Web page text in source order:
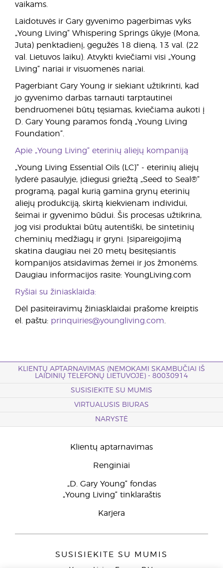
vaikams.
Laidotuvės ir Gary gyvenimo pagerbimas vyks
„Young Living“ Whispering Springs ūkyje (Mona,
Juta) penktadienį, gegužės 18 dieną, 13 val. (22
val. Lietuvos laiku). Atvykti kviečiami visi „Young
Living“ nariai ir visuomenės nariai.
Pagerbiant Gary Young ir siekiant užtikrinti, kad
jo gyvenimo darbas tarnauti tarptautinei
bendruomenei būtų tęsiamas, kviečiama aukoti į
D. Gary Young paramos fondą „Young Living
Foundation“.
Apie „Young Living“ eterinių aliejų kompaniją
„Young Living Essential Oils (LC)“ - eterinių aliejų
lyderė pasaulyje, įdiegusi griežtą „Seed to Seal®“
programą, pagal kurią gamina grynų eterinių
aliejų produkciją, skirtą kiekvienam individui,
šeimai ir gyvenimo būdui. Šis procesas užtikrina,
jog visi produktai būtų autentiški, be sintetinių
cheminių medžiagų ir gryni. Įsipareigojimą
skatina daugiau nei 20 metų besitęsiantis
kompanijos atsidavimas žemei ir jos žmonėms.
Daugiau informacijos rasite: YoungLiving.com
Ryšiai su žiniasklaida:
Dėl pasiteiravimų žiniasklaidai prašome kreiptis
el. paštu: prinquiries@youngliving.com
KLIENTŲ APTARNAVIMAS (NEMOKAMI SKAMBUČIAI IŠ
LAIDINIŲ TELEFONŲ LIETUVOJE) - 80030914
SUSISIEKITE SU MUMIS
VIRTUALUSIS BIURAS
NARYSTĖ
Klientų aptarnavimas
Renginiai
„D. Gary Young“ fondas
„Young Living“ tinklaraštis
Karjera
SUSISIEKITE SU MUMIS